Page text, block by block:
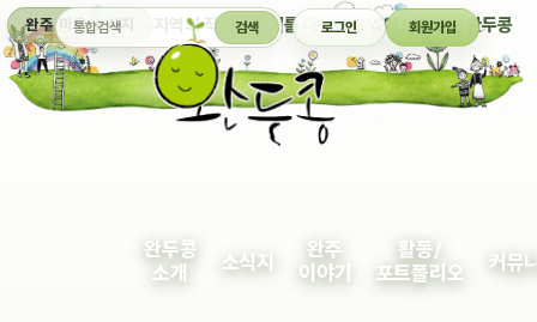
완주 마을 소식지 지역의 작은 이야기를 다정하게 엮어 보여주는 완두콩
통합검색 검색 로그인 회원가입
완두콩
소개
소식지
완주
이야기
활동/
포트폴리오
커뮤